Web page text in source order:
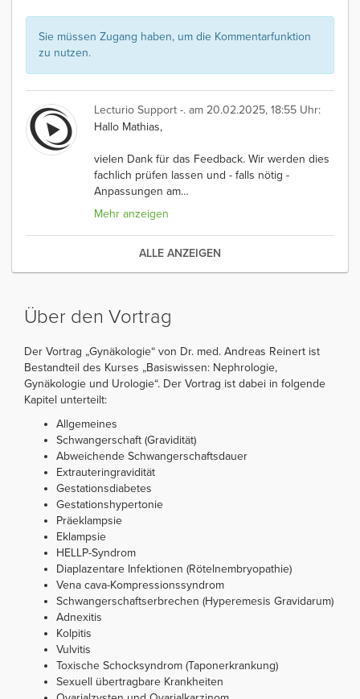
Sie müssen Zugang haben, um die Kommentarfunktion
zu nutzen.
Lecturio Support -. am 20.02.2025, 18:55 Uhr:
Hallo Mathias,
vielen Dank für das Feedback. Wir werden dies
fachlich prüfen lassen und - falls nötig -
Anpassungen am…
Mehr anzeigen
ALLE ANZEIGEN
Über den Vortrag
Der Vortrag „Gynäkologie“ von Dr. med. Andreas Reinert ist
Bestandteil des Kurses „Basiswissen: Nephrologie,
Gynäkologie und Urologie“. Der Vortrag ist dabei in folgende
Kapitel unterteilt:
Allgemeines
Schwangerschaft (Gravidität)
Abweichende Schwangerschaftsdauer
Extrauteringravidität
Gestationsdiabetes
Gestationshypertonie
Präeklampsie
Eklampsie
HELLP-Syndrom
Diaplazentare Infektionen (Rötelnembryopathie)
Vena cava-Kompressionssyndrom
Schwangerschaftserbrechen (Hyperemesis Gravidarum)
Adnexitis
Kolpitis
Vulvitis
Toxische Schocksyndrom (Taponerkrankung)
Sexuell übertragbare Krankheiten